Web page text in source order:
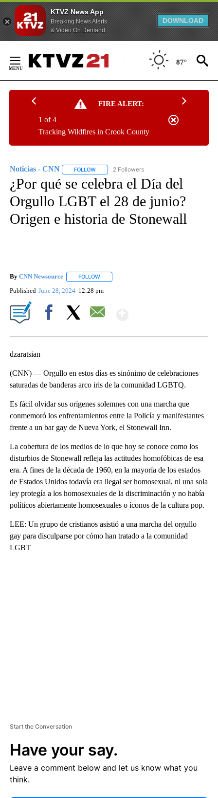
KTVZ News App
Breaking News Alerts
& Video On Demand
DOWNLOAD
Content
87°
FIRE ALERT:
Tracking Wildfires in Crook County
1 of 4
Noticias - CNN FOLLOW FOLLOW "NOTICIAS - CNN" TO RECEIVE
2 Followers
¿Por qué se celebra el Día del
Orgullo LGBT el 28 de junio?
Origen e historia de Stonewall
By CNN Newsource FOLLOW
Published June 28, 2024 12:28 pm
dzaratsian
(CNN) — Orgullo en estos días es sinónimo de celebraciones
saturadas de banderas arco iris de la comunidad LGBTQ.
Es fácil olvidar sus orígenes solemnes con una marcha que
conmemoró los enfrentamientos entre la Policía y manifestantes
frente a un bar gay de Nueva York, el Stonewall Inn.
La cobertura de los medios de lo que hoy se conoce como los
disturbios de Stonewall refleja las actitudes homofóbicas de esa
era. A fines de la década de 1960, en la mayoría de los estados
de Estados Unidos todavía era ilegal ser homosexual, ni una sola
ley protegía a los homosexuales de la discriminación y no había
políticos abiertamente homosexuales o íconos de la cultura pop.
LEE: Un grupo de cristianos asistió a una marcha del orgullo
gay para disculparse por cómo han tratado a la comunidad
LGBT
Start the Conversation
Have your say.
Leave a comment below and let us know what you
think.